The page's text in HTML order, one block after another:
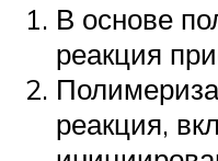
В основе
реакция
реакция,